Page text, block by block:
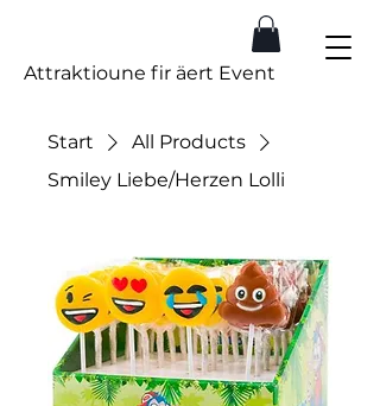
Attraktioune fir äert Event
Start
All Products
Smiley Liebe/Herzen Lolli